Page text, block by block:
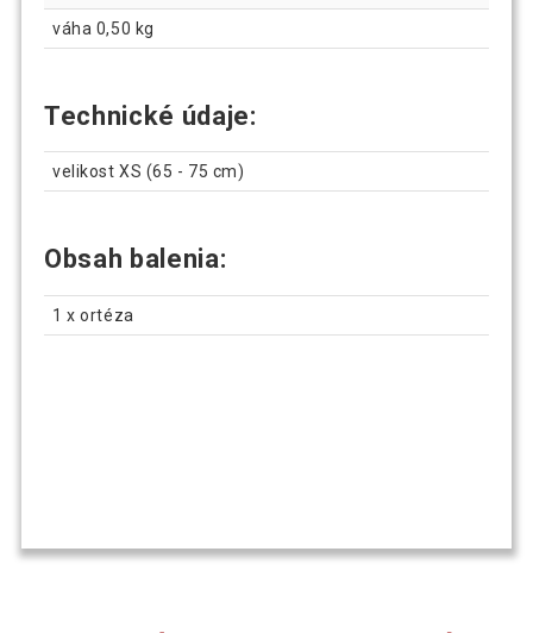
váha 0,50 kg
Technické údaje:
velikost XS (65 - 75 cm)
Obsah balenia:
1 x ortéza